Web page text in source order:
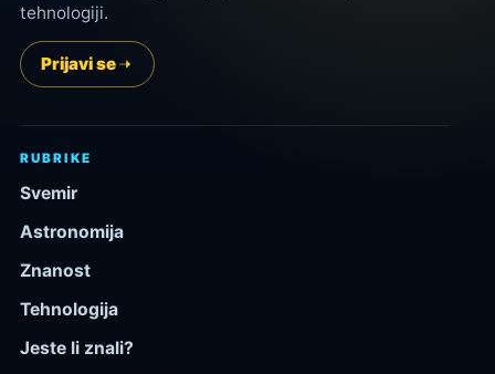
tehnologiji.
Prijavi se
RUBRIKE
Svemir
Astronomija
Znanost
Tehnologija
Jeste li znali?